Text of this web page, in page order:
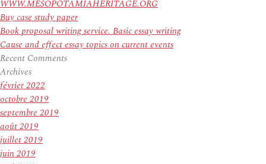
WWW.MESOPOTAMIAHERITAGE.ORG
Buy case study paper
Book proposal writing service. Basic essay writing
Cause and effect essay topics on current events
Recent Comments
Archives
février 2022
octobre 2019
septembre 2019
août 2019
juillet 2019
juin 2019